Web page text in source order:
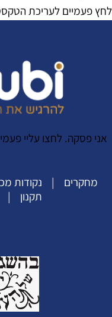
לחץ פעמיים לעריכת
אני פסקה. לחצו עליי
מחקרים | נקודות
תקנון |